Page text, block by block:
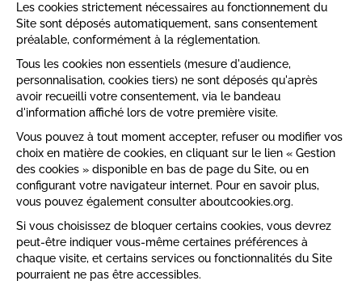
Les cookies strictement nécessaires au fonctionnement du
Site sont déposés automatiquement, sans consentement
préalable, conformément à la réglementation.
Tous les cookies non essentiels (mesure d'audience,
personnalisation, cookies tiers) ne sont déposés qu'après
avoir recueilli votre consentement, via le bandeau
d'information affiché lors de votre première visite.
Vous pouvez à tout moment accepter, refuser ou modifier vos
choix en matière de cookies, en cliquant sur le lien « Gestion
des cookies » disponible en bas de page du Site, ou en
configurant votre navigateur internet. Pour en savoir plus,
vous pouvez également consulter aboutcookies.org.
Si vous choisissez de bloquer certains cookies, vous devrez
peut-être indiquer vous-même certaines préférences à
chaque visite, et certains services ou fonctionnalités du Site
pourraient ne pas être accessibles.